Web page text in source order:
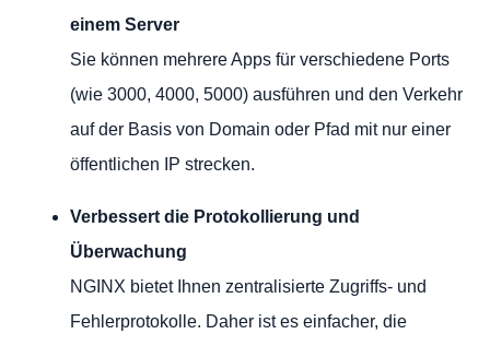
einem Server
Sie können mehrere Apps für verschiedene Ports
(wie 3000, 4000, 5000) ausführen und den Verkehr
auf der Basis von Domain oder Pfad mit nur einer
öffentlichen IP strecken.
Verbessert die Protokollierung und
Überwachung
NGINX bietet Ihnen zentralisierte Zugriffs- und
Fehlerprotokolle. Daher ist es einfacher, die